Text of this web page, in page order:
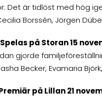
Det är tidlöst med hög
Borssén, Jörgen
på Storan 15
gjorde
Becker, Evamaria
på Lillan 21